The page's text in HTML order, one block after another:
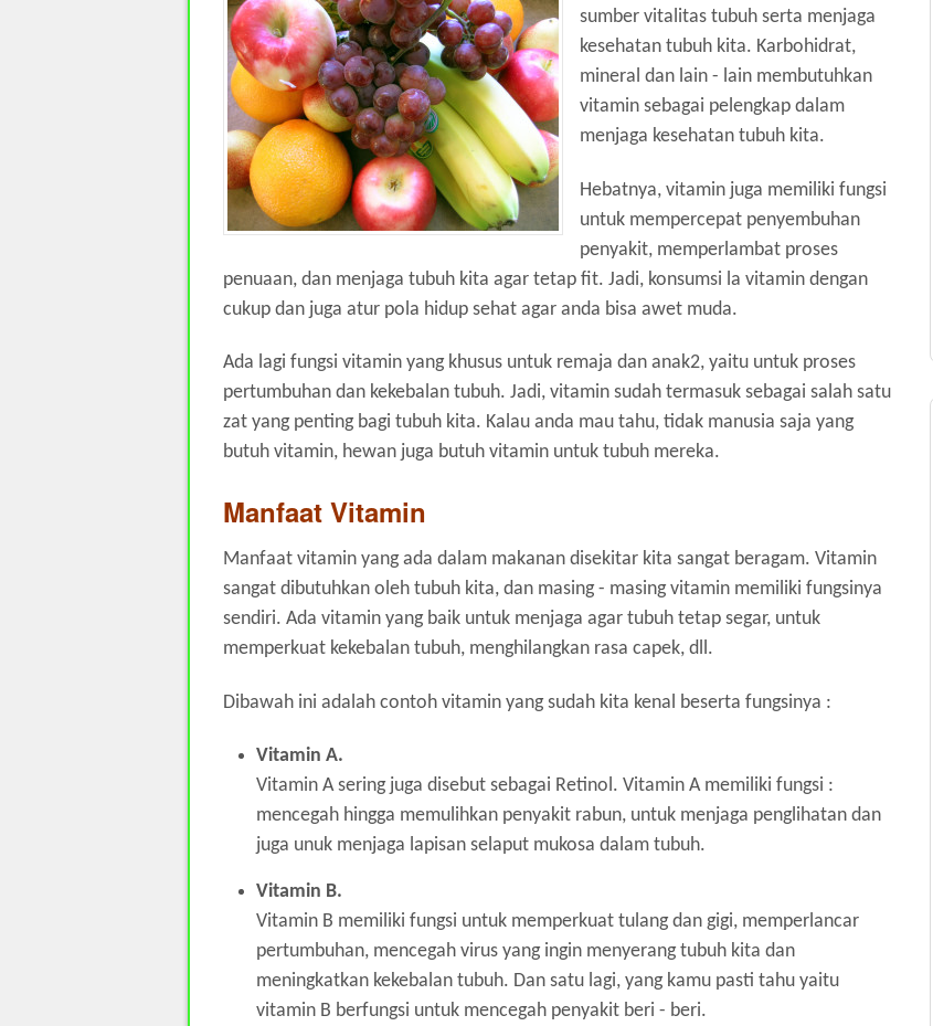
sumber vitalitas tubuh serta menjaga
kesehatan tubuh kita. Karbohidrat,
mineral dan lain - lain membutuhkan
vitamin sebagai pelengkap dalam
menjaga kesehatan tubuh kita.
Hebatnya, vitamin juga memiliki fungsi
untuk mempercepat penyembuhan
penyakit, memperlambat proses
penuaan, dan menjaga tubuh kita agar tetap fit. Jadi, konsumsi la vitamin dengan
cukup dan juga atur pola hidup sehat agar anda bisa awet muda.
Ada lagi fungsi vitamin yang khusus untuk remaja dan anak2, yaitu untuk proses
pertumbuhan dan kekebalan tubuh. Jadi, vitamin sudah termasuk sebagai salah satu
zat yang penting bagi tubuh kita. Kalau anda mau tahu, tidak manusia saja yang
butuh vitamin, hewan juga butuh vitamin untuk tubuh mereka.
Manfaat Vitamin
Manfaat vitamin yang ada dalam makanan disekitar kita sangat beragam. Vitamin
sangat dibutuhkan oleh tubuh kita, dan masing - masing vitamin memiliki fungsinya
sendiri. Ada vitamin yang baik untuk menjaga agar tubuh tetap segar, untuk
memperkuat kekebalan tubuh, menghilangkan rasa capek, dll.
Dibawah ini adalah contoh vitamin yang sudah kita kenal beserta fungsinya :
Vitamin A.
Vitamin A sering juga disebut sebagai Retinol. Vitamin A memiliki fungsi :
mencegah hingga memulihkan penyakit rabun, untuk menjaga penglihatan dan
juga unuk menjaga lapisan selaput mukosa dalam tubuh.
Vitamin B.
Vitamin B memiliki fungsi untuk memperkuat tulang dan gigi, memperlancar
pertumbuhan, mencegah virus yang ingin menyerang tubuh kita dan
meningkatkan kekebalan tubuh. Dan satu lagi, yang kamu pasti tahu yaitu
vitamin B berfungsi untuk mencegah penyakit beri - beri.